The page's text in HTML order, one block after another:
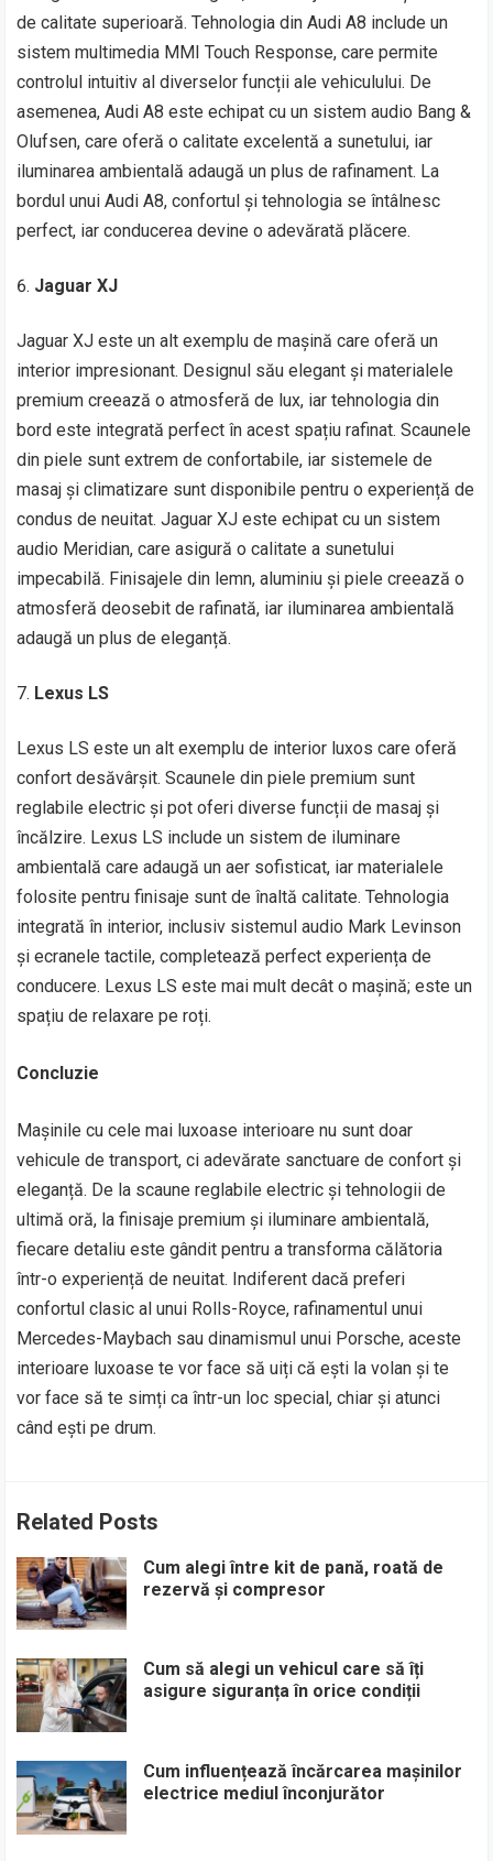
de calitate superioară. Tehnologia din Audi A8 include un
sistem multimedia MMI Touch Response, care permite
controlul intuitiv al diverselor funcții ale vehiculului. De
asemenea, Audi A8 este echipat cu un sistem audio Bang &
Olufsen, care oferă o calitate excelentă a sunetului, iar
iluminarea ambientală adaugă un plus de rafinament. La
bordul unui Audi A8, confortul și tehnologia se întâlnesc
perfect, iar conducerea devine o adevărată plăcere.
Jaguar XJ
Jaguar XJ este un alt exemplu de mașină care oferă un
interior impresionant. Designul său elegant și materialele
premium creează o atmosferă de lux, iar tehnologia din
bord este integrată perfect în acest spațiu rafinat. Scaunele
din piele sunt extrem de confortabile, iar sistemele de
masaj și climatizare sunt disponibile pentru o experiență de
condus de neuitat. Jaguar XJ este echipat cu un sistem
audio Meridian, care asigură o calitate a sunetului
impecabilă. Finisajele din lemn, aluminiu și piele creează o
atmosferă deosebit de rafinată, iar iluminarea ambientală
adaugă un plus de eleganță.
Lexus LS
Lexus LS este un alt exemplu de interior luxos care oferă
confort desăvârșit. Scaunele din piele premium sunt
reglabile electric și pot oferi diverse funcții de masaj și
încălzire. Lexus LS include un sistem de iluminare
ambientală care adaugă un aer sofisticat, iar materialele
folosite pentru finisaje sunt de înaltă calitate. Tehnologia
integrată în interior, inclusiv sistemul audio Mark Levinson
și ecranele tactile, completează perfect experiența de
conducere. Lexus LS este mai mult decât o mașină; este un
spațiu de relaxare pe roți.
Concluzie
Mașinile cu cele mai luxoase interioare nu sunt doar
vehicule de transport, ci adevărate sanctuare de confort și
eleganță. De la scaune reglabile electric și tehnologii de
ultimă oră, la finisaje premium și iluminare ambientală,
fiecare detaliu este gândit pentru a transforma călătoria
într-o experiență de neuitat. Indiferent dacă preferi
confortul clasic al unui Rolls-Royce, rafinamentul unui
Mercedes-Maybach sau dinamismul unui Porsche, aceste
interioare luxoase te vor face să uiți că ești la volan și te
vor face să te simți ca într-un loc special, chiar și atunci
când ești pe drum.
Related Posts
Cum alegi între kit de pană, roată de
rezervă și compresor
Cum să alegi un vehicul care să îți
asigure siguranța în orice condiții
Cum influențează încărcarea mașinilor
electrice mediul înconjurător